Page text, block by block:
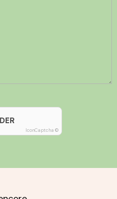
IconCaptcha ©